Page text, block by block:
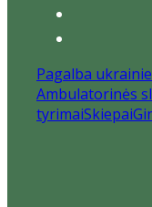
Pagalba
Ambulatorinės
tyrimaiSkiepai